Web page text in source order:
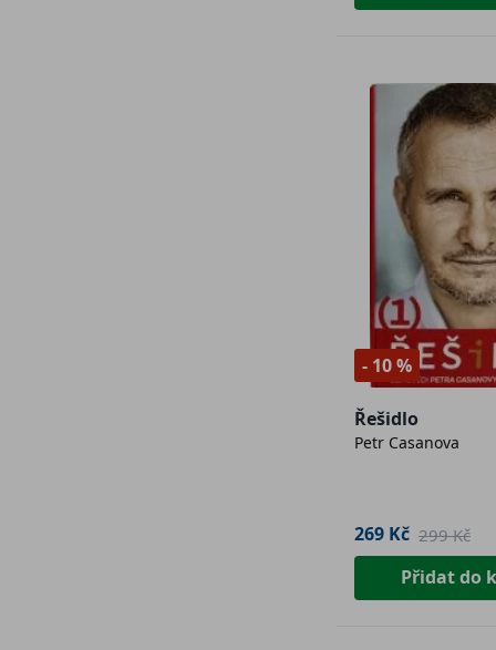
- 10 %
Řešidlo
Petr Casanova
269 Kč 299 Kč
Přidat do